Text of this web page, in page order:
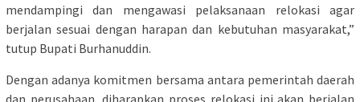
mendampingi dan mengawasi pelaksanaan relokasi agar
berjalan sesuai dengan harapan dan kebutuhan masyarakat,”
tutup Bupati Burhanuddin.
Dengan adanya komitmen bersama antara pemerintah daerah